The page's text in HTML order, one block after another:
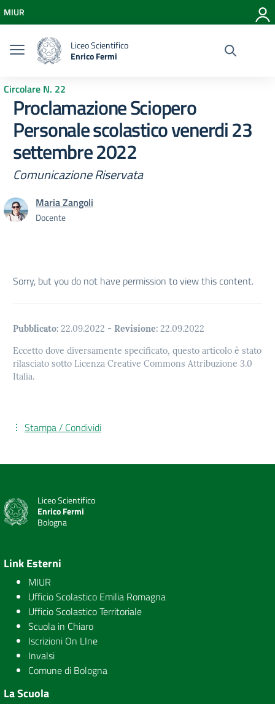
Vai al menu di navigazione
Vai al footer
MIUR
Liceo Scientifico
Enrico Fermi
Circolare N. 22
Proclamazione Sciopero
Personale scolastico venerdi 23
settembre 2022
Comunicazione Riservata
Maria Zangoli
Docente
Sorry, but you do not have permission to view this content.
Pubblicato: 22.09.2022 - Revisione: 22.09.2022
Eccetto dove diversamente specificato, questo articolo è stato
rilasciato sotto Licenza Creative Commons Attribuzione 3.0
Italia.
Stampa / Condividi
Liceo Scientifico
Enrico Fermi
Bologna
Link Esterni
MIUR
Ufficio Scolastico Emilia Romagna
Ufficio Scolastico Territoriale
Scuola in Chiaro
Iscrizioni On LIne
Invalsi
Comune di Bologna
La Scuola